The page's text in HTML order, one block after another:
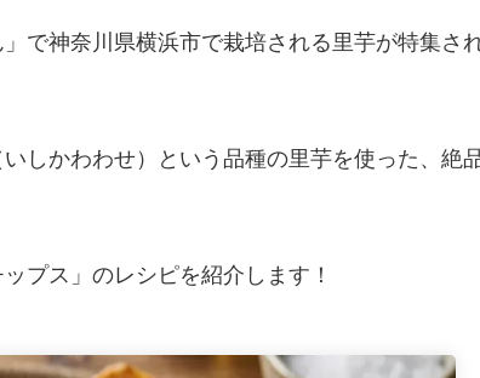
で神奈川県横浜市で栽培される里芋が特集さ
しかわわせ）という品種の里芋を使った、絶
プス」のレシピを紹介します！